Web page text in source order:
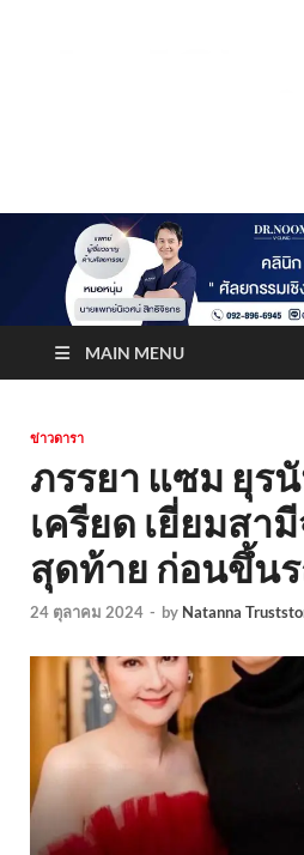
MAIN MENU
ข่าวดารา
ภรรยา แซม ยุร
เครียด เยี่ยมสา
สุดท้าย ก่อนขึ้น
24 ตุลาคม 2024 - by Natanna